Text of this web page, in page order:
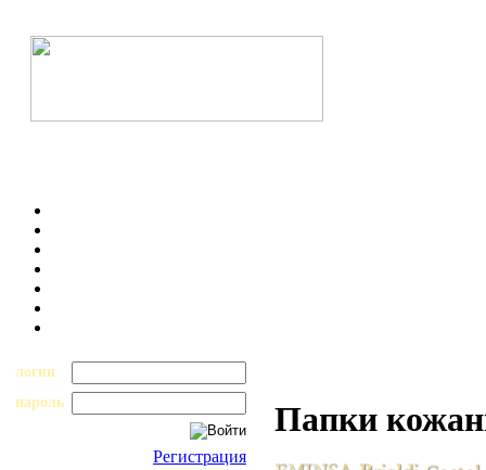
логин
пароль
Регистрация
Папки